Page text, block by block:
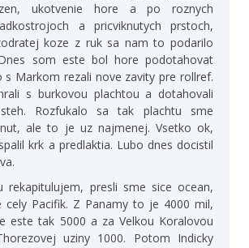
ukotvenie hore a po roznych
a pricviknutych prstoch,
koze z ruk sa nam to podarilo
som este bol hore podotahovat
s Markom rezali nove zavity pre rollref.
s burkovou plachtou a dotahovali
Rozfukalo sa tak plachtu sme
ale to je uz najmenej. Vsetko ok,
krk a predlaktia. Lubo dnes docistil
rekapitulujem, presli sme sice ocean,
cely Pacifik. Z Panamy to je 4000 mil,
este tak 5000 a za Velkou Koralovou
uziny 1000. Potom Indicky